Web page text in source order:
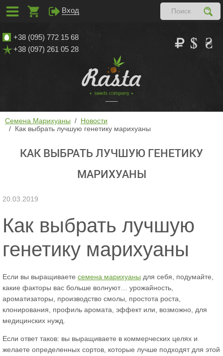
+38 (095) 772 15 68
+38 (097) 261 05 28
Семена Марихуаны
Новости
Как выбрать лучшую генетику марихуаны
КАК ВЫБРАТЬ ЛУЧШУЮ ГЕНЕТИКУ
МАРИХУАНЫ
20.03.2019
Как выбрать лучшую
генетику марихуаны
Если вы выращиваете семена марихуаны для себя, подумайте,
какие факторы вас больше волнуют… урожайность,
ароматизаторы, производство смолы, простота роста,
клонирования, профиль аромата, эффект или, возможно, для
медицинских нужд.
Если ответ таков: вы выращиваете в коммерческих целях и
желаете определенных сортов, которые лучше подходят для этой
Вход